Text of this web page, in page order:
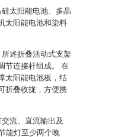
太阳能电池、多晶
太阳能电池和染料
述折叠活动式支架
节连接杆组成。 在
太阳能电池板，结
折叠收拢，方便携
流、直流输出及
能灯至少两个晚